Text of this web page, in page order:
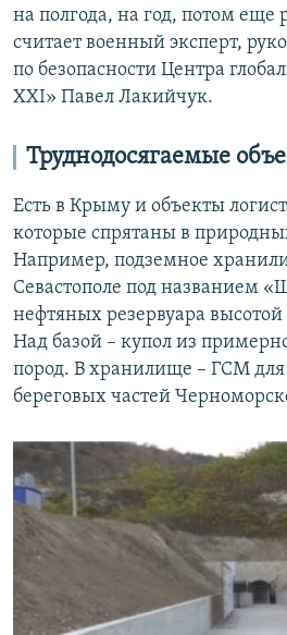
на полгода, на год, потом еще
считает военный эксперт,
по безопасности Центра
ХХІ» Павел Лакийчук.
Труднодосягаемые
Есть в Крыму и объекты
которые спрятаны в
Например, подземное
Севастополе под названием
нефтяных резервуара
Над базой – купол из
пород. В хранилище – ГСМ
береговых частей